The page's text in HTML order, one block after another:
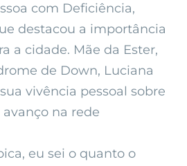
com Deficiência,
destacou a importância
a cidade. Mãe da Ester,
de Down, Luciana
vivência pessoal sobre
na rede
eu sei o quanto o